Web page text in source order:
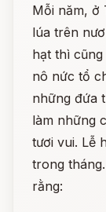
Mỗi năm, ở
lúa trên
hạt thì
nô nức tổ
những đứa
làm những
tươi vui. Lễ
trong
rằng: